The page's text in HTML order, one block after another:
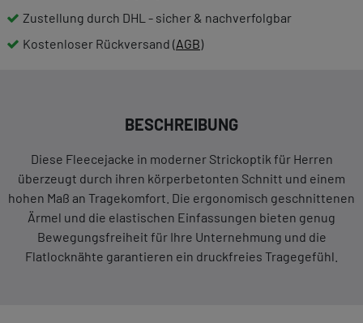
Zustellung durch DHL - sicher & nachverfolgbar
Kostenloser Rückversand (AGB)
BESCHREIBUNG
Diese Fleecejacke in moderner Strickoptik für Herren
überzeugt durch ihren körperbetonten Schnitt und einem
hohen Maß an Tragekomfort. Die ergonomisch geschnittenen
Ärmel und die elastischen Einfassungen bieten genug
Bewegungsfreiheit für Ihre Unternehmung und die
Flatlocknähte garantieren ein druckfreies Tragegefühl.